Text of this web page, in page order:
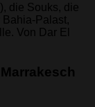
die Souks, die
Bahia-Palast,
Von Dar El